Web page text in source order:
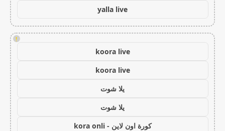
yalla live
!
koora live
koora live
يلا شوت
يلا شوت
كورة اون لاين - kora onli